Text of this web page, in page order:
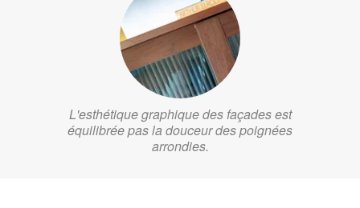
L'esthétique graphique des façades est
équilibrée pas la douceur des poignées
arrondies.